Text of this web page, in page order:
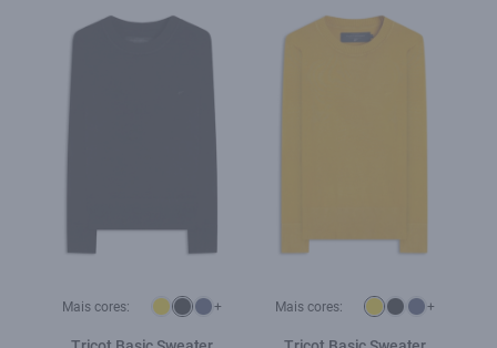
Mais cores: + Mais cores: +